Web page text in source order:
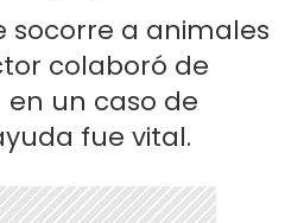
socorre a animales
colaboró de
un caso de
fue vital.